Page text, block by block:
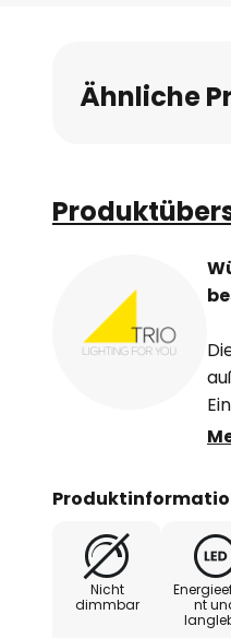
Bildgalerie
springen
Ähnliche
Nicht
dimmbar
nt